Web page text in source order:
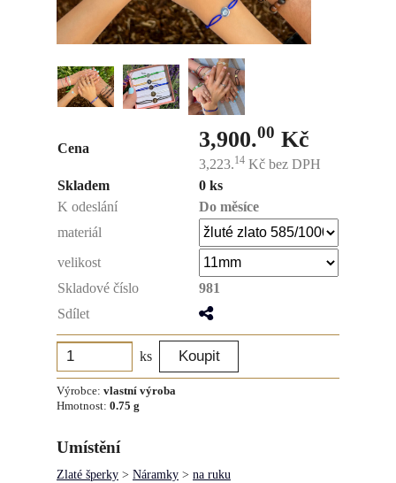
Cena 3,900.00 Kč
3,223.14 Kč bez DPH
Skladem
0 ks
K odeslání
Do měsíce
materiál
velikost
Skladové číslo
981
Sdílet
ks
Výrobce: vlastní výroba
Hmotnost: 0.75 g
Umístění
Zlaté šperky > Náramky > na ruku